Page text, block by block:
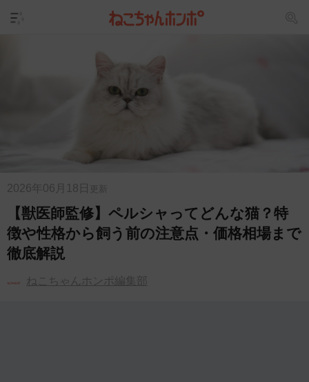
2026年06月18日 更新
【獣医師監修】ペルシャってどんな猫？特
徴や性格から飼う前の注意点・価格相場まで
徹底解説
ねこちゃんホンポ編集部